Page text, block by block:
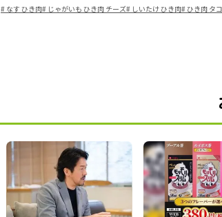
# なす ひき肉# じゃがいも ひき肉 チーズ# しいたけ ひき肉# ひき肉 タ